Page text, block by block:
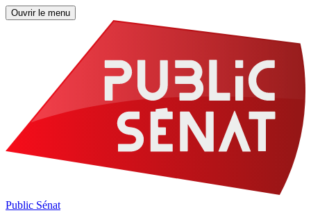
Ouvrir le menu
Public Sénat